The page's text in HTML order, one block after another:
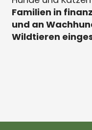
Familien in
und an
Wildtieren